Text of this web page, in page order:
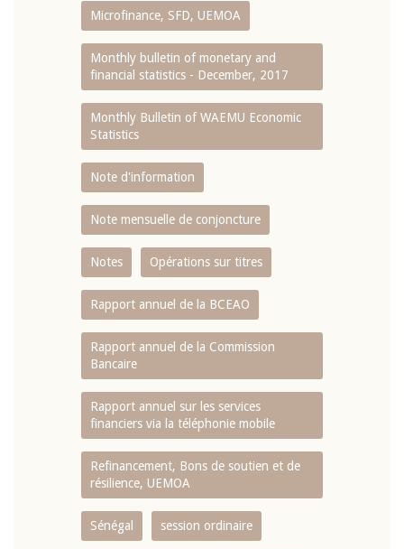
Microfinance, SFD, UEMOA
Monthly bulletin of monetary and
financial statistics - December, 2017
Monthly Bulletin of WAEMU Economic
Statistics
Note d'information
Note mensuelle de conjoncture
Notes Opérations sur titres
Rapport annuel de la BCEAO
Rapport annuel de la Commission
Bancaire
Rapport annuel sur les services
financiers via la téléphonie mobile
Refinancement, Bons de soutien et de
résilience, UEMOA
Sénégal session ordinaire